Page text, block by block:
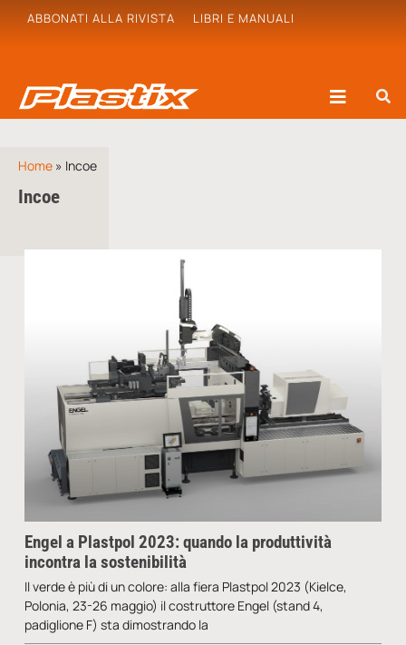
ABBONATI ALLA RIVISTA LIBRI E MANUALI
Home » Incoe
Incoe
Engel a Plastpol 2023: quando la produttività
incontra la sostenibilità
Il verde è più di un colore: alla fiera Plastpol 2023 (Kielce,
Polonia, 23-26 maggio) il costruttore Engel (stand 4,
padiglione F) sta dimostrando la